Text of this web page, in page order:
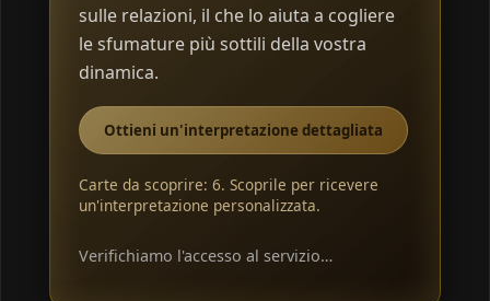
sulle relazioni, il che lo aiuta a cogliere
le sfumature più sottili della vostra
dinamica.
Ottieni un'interpretazione dettagliata
Carte da scoprire: 6. Scoprile per ricevere
un'interpretazione personalizzata.
Verifichiamo l'accesso al servizio…